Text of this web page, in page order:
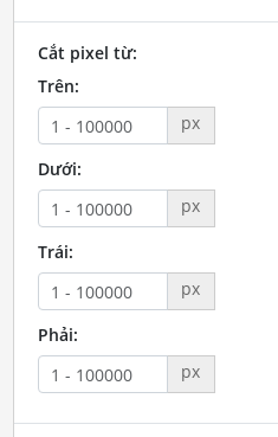
Cắt pixel từ:
Trên:
px
Dưới:
px
Trái:
px
Phải:
px